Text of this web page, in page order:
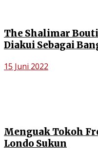
The Shalimar
Diakui Sebagai
15 Juni 2022
Menguak Tokoh
Londo Sukun